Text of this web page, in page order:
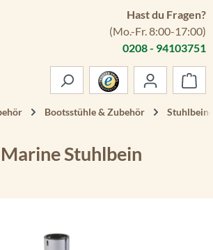
Hast du Fragen?
(Mo.-Fr. 8:00-17:00)
0208 - 94103751
Bootsstühle & Zubehör Stuhlbeine
Stuhlbein